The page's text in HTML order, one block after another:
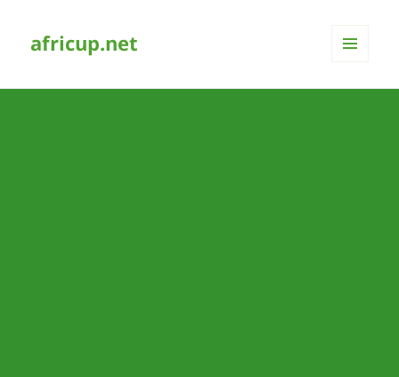
africup.net